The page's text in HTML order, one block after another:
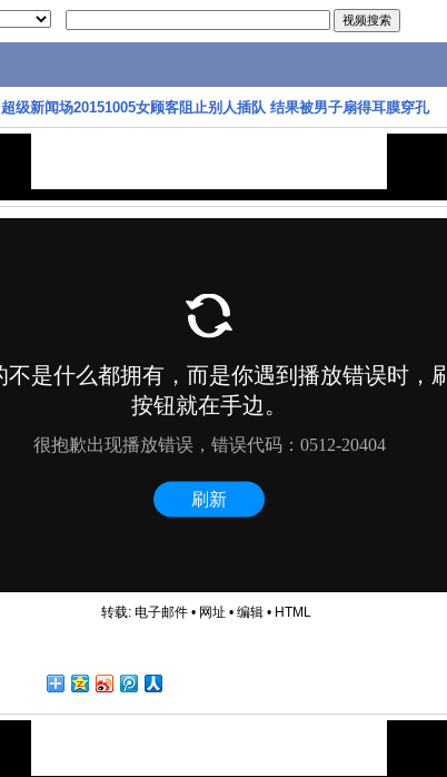
超级新闻场20151005女顾客阻止别人插队 结果被男子扇得耳膜穿孔
转载: 电子邮件• 网址 • 编辑• HTML